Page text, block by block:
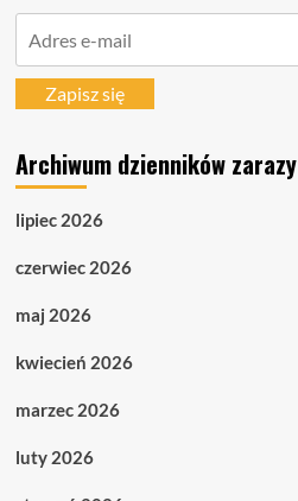
mailZapisz się
Archiwum dzienników zarazy
lipiec 2026
czerwiec 2026
maj 2026
kwiecień 2026
marzec 2026
luty 2026